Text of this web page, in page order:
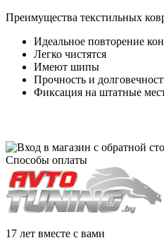
Преимущества текстильных
Идеальное повторение
Легко чистятся
Имеют шипы
Прочность и
Фиксация на штатные
Способы оплаты
17 лет вместе с вами